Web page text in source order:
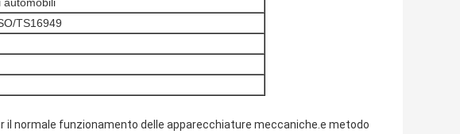
automobili
TS16949
normale funzionamento delle apparecchiature meccaniche.e metodo